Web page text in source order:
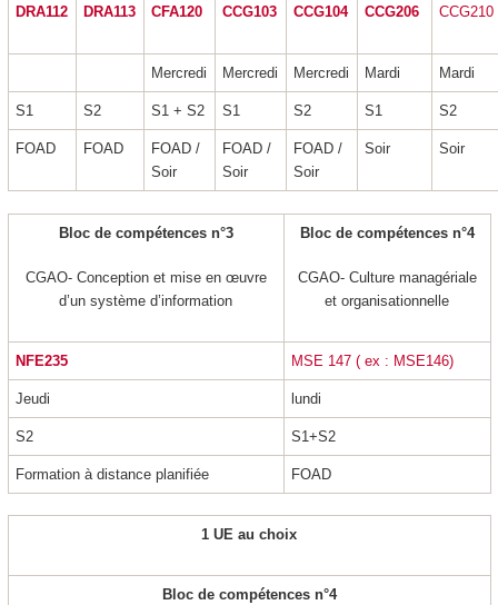
DRA112 DRA113 CFA120 CCG103 CCG104 CCG206 CCG210
Mercredi Mercredi Mercredi Mardi Mardi
S1 S2 S1 + S2 S1 S2 S1 S2
FOAD FOAD
FOAD /
Soir
FOAD /
Soir
FOAD /
Soir
Soir Soir
Bloc de compétences n°3
CGAO- Conception et mise en œuvre
d’un système d’information
Bloc de compétences n°4
CGAO- Culture managériale
et organisationnelle
NFE235 MSE 147 ( ex : MSE146)
Jeudi lundi
S2 S1+S2
Formation à distance planifiée FOAD
1 UE au choix
Bloc de compétences n°4